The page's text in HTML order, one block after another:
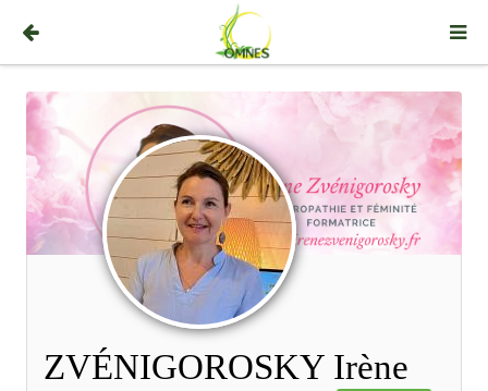
ZVÉNIGOROSKY Irène